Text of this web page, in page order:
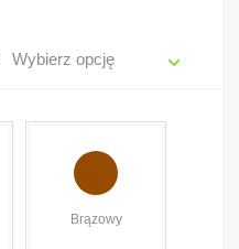
Wybierz opcję
Brązowy